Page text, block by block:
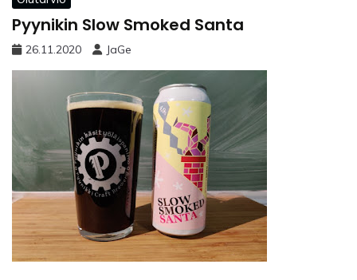
Pyynikin Slow Smoked Santa
26.11.2020 JaGe